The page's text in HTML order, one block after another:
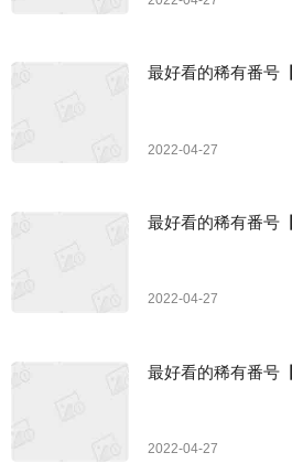
最好看的稀有番号
2022-04-27
最好看的稀有番号
2022-04-27
最好看的稀有番号
2022-04-27